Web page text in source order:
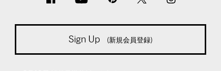
Sign Up (新規会員登録)